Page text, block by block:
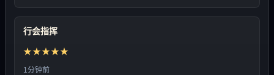
行会指挥
★★★★★
1分钟前